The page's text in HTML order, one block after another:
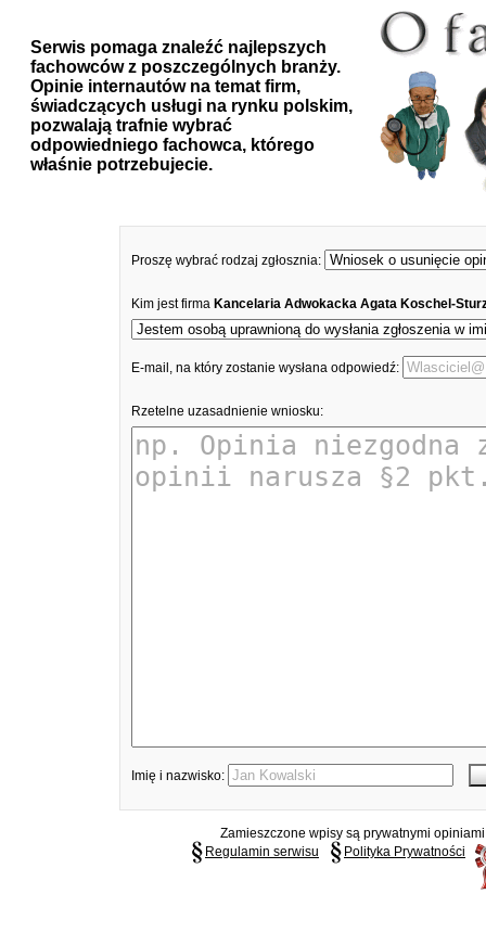
Serwis pomaga znaleźć najlepszych
fachowców z poszczególnych branży.
Opinie internautów na temat firm,
świadczących usługi na rynku polskim,
pozwalają trafnie wybrać
odpowiedniego fachowca, którego
właśnie potrzebujecie.
Proszę wybrać rodzaj zgłosznia:
Kim jest firma Kancelaria Adwokacka Agata Koschel-
E-mail, na który zostanie wysłana odpowiedź:
Rzetelne uzasadnienie wniosku:
Imię i nazwisko:
Zamieszczone wpisy są prywatnymi
Regulamin serwisu
Polityka Prywatności